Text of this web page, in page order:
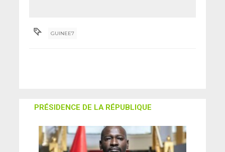
GUINEE7
PRÉSIDENCE DE LA RÉPUBLIQUE